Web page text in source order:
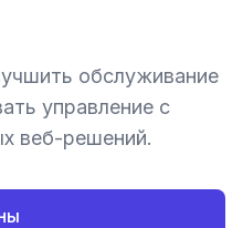
обслуживание
управление с
веб-решений.